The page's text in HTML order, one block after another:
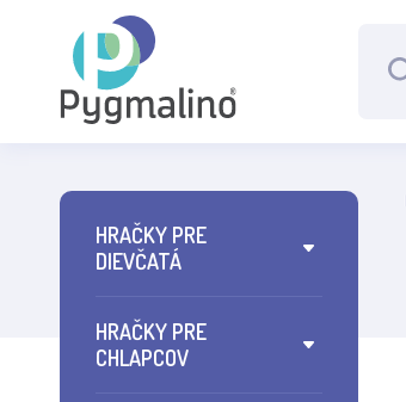
HRAČKY PRE
DIEVČATÁ
HRAČKY PRE
CHLAPCOV